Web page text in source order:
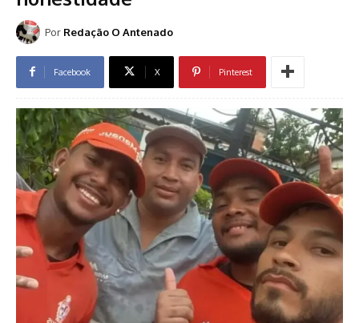
Por Redação O Antenado
Facebook X Pinterest